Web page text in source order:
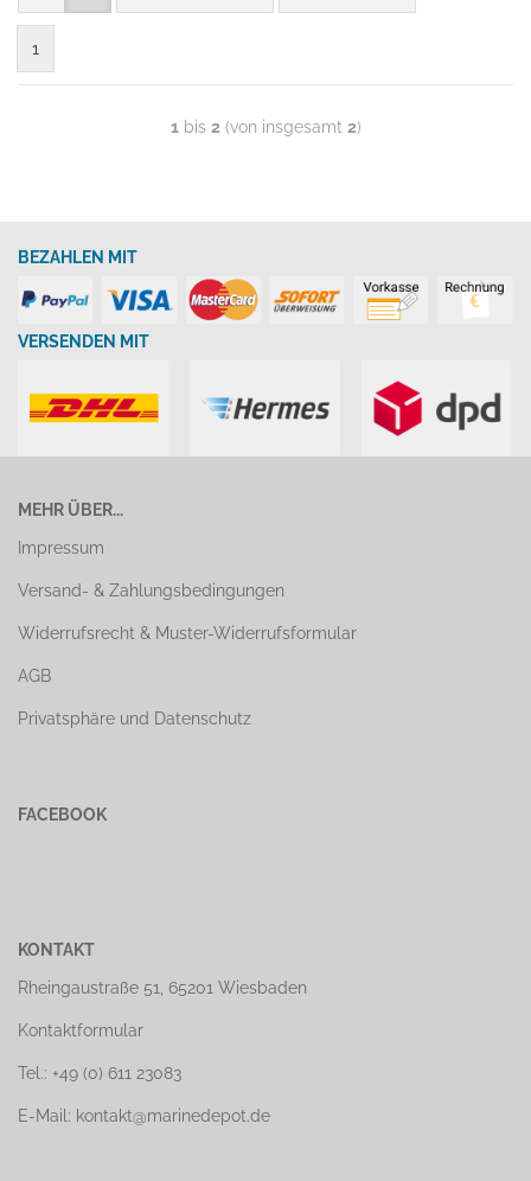
1
1bis 2 (von insgesamt 2)
BEZAHLEN MIT
VERSENDEN MIT
MEHR ÜBER...
Impressum
Versand- & Zahlungsbedingungen
Widerrufsrecht & Muster-Widerrufsformular
AGB
Privatsphäre und Datenschutz
FACEBOOK
KONTAKT
Rheingaustraße 51, 65201 Wiesbaden
Kontaktformular
Tel.: +49 (0) 611 23083
E-Mail: kontakt@marinedepot.de